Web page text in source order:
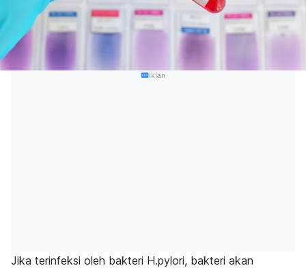
Iklan
Jika terinfeksi oleh bakteri H.pylori, bakteri akan